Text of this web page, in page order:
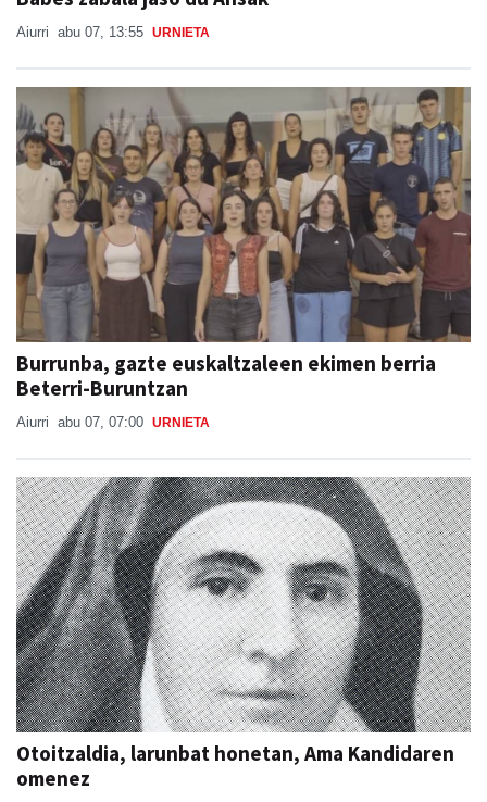
Aiurri abu 07, 13:55 URNIETA
Burrunba, gazte euskaltzaleen ekimen berria
Beterri-Buruntzan
Aiurri abu 07, 07:00 URNIETA
Otoitzaldia, larunbat honetan, Ama Kandidaren
omenez